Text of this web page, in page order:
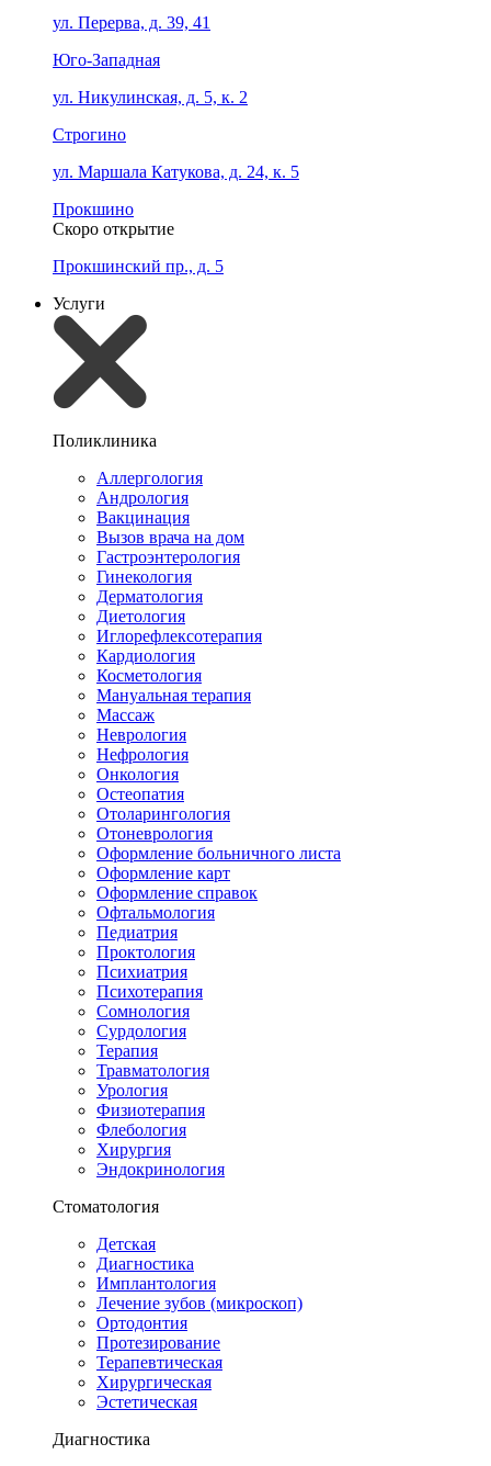
ул. Перерва, д. 39, 41
Юго-Западная
ул. Никулинская, д. 5, к. 2
Строгино
ул. Маршала Катукова, д. 24, к. 5
Прокшино
Скоро открытие
Прокшинский пр., д. 5
Услуги
Поликлиника
Аллергология
Андрология
Вакцинация
Вызов врача на дом
Гастроэнтерология
Гинекология
Дерматология
Диетология
Иглорефлексотерапия
Кардиология
Косметология
Мануальная терапия
Массаж
Неврология
Нефрология
Онкология
Остеопатия
Отоларингология
Отоневрология
Оформление больничного листа
Оформление карт
Оформление справок
Офтальмология
Педиатрия
Проктология
Психиатрия
Психотерапия
Сомнология
Сурдология
Терапия
Травматология
Урология
Физиотерапия
Флебология
Хирургия
Эндокринология
Стоматология
Детская
Диагностика
Имплантология
Лечение зубов (микроскоп)
Ортодонтия
Протезирование
Терапевтическая
Хирургическая
Эстетическая
Диагностика